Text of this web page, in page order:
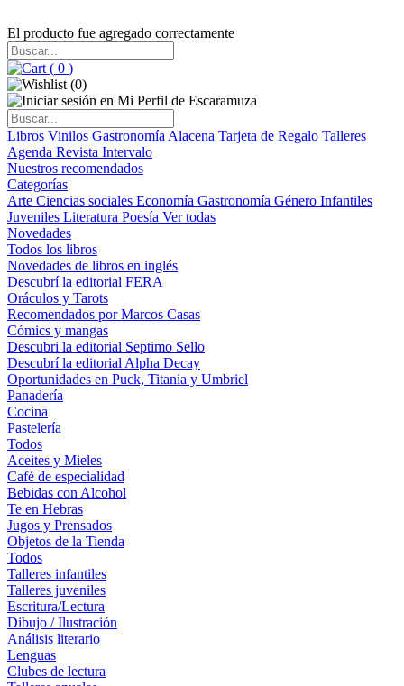
El producto fue agregado correctamente
( 0 )
(0)
Libros Vinilos Gastronomía Alacena Tarjeta de Regalo Talleres
Agenda Revista Intervalo
Nuestros recomendados
Categorías
Arte Ciencias sociales Economía Gastronomía Género Infantiles
Juveniles Literatura Poesía Ver todas
Novedades
Todos los libros
Novedades de libros en inglés
Descubrí la editorial FERA
Oráculos y Tarots
Recomendados por Marcos Casas
Cómics y mangas
Descubri la editorial Septimo Sello
Descubrí la editorial Alpha Decay
Oportunidades en Puck, Titania y Umbriel
Panadería
Cocina
Pastelería
Todos
Aceites y Mieles
Café de especialidad
Bebidas con Alcohol
Te en Hebras
Jugos y Prensados
Objetos de la Tienda
Todos
Talleres infantiles
Talleres juveniles
Escritura/Lectura
Dibujo / Ilustración
Análisis literario
Lenguas
Clubes de lectura